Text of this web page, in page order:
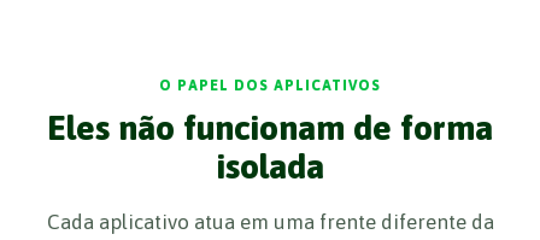
O PAPEL DOS APLICATIVOS
Eles não funcionam de forma
isolada
Cada aplicativo atua em uma frente diferente da